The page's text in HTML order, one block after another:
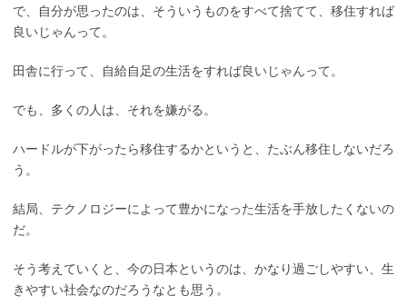
で、自分が思ったのは、そういうものをすべて捨てて、移住すれば
良いじゃんって。
田舎に行って、自給自足の生活をすれば良いじゃんって。
でも、多くの人は、それを嫌がる。
ハードルが下がったら移住するかというと、たぶん移住しないだろ
う。
結局、テクノロジーによって豊かになった生活を手放したくないの
だ。
そう考えていくと、今の日本というのは、かなり過ごしやすい、生
きやすい社会なのだろうなとも思う。